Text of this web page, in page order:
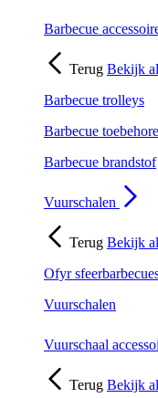
Barbecue
Terug Bekijk
Barbecue trolleys
Barbecue
Barbecue brandstof
Vuurschalen
Terug Bekijk
Ofyr
Vuurschalen
Vuurschaal
Terug Bekijk